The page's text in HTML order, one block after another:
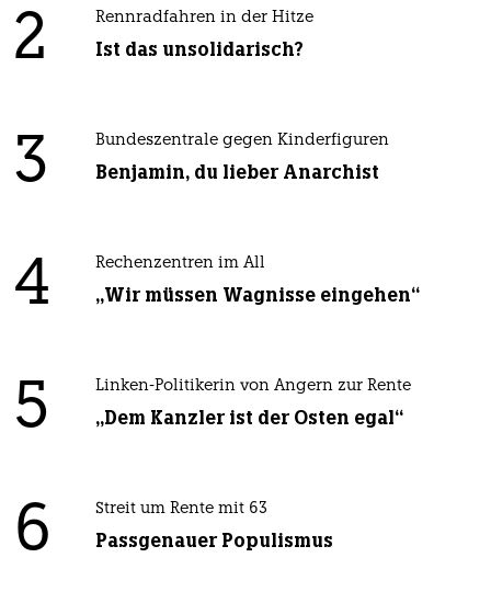
2 Rennradfahren in der Hitze
Ist das unsolidarisch?
3 Bundeszentrale gegen Kinderfiguren
Benjamin, du lieber Anarchist
4 Rechenzentren im All
„Wir müssen Wagnisse eingehen“
5 Linken-Politikerin von Angern zur Rente
„Dem Kanzler ist der Osten egal“
6 Streit um Rente mit 63
Passgenauer Populismus